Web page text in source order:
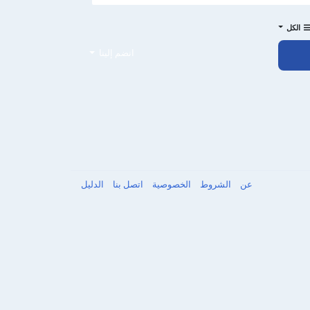
الكل
عن الشروط الخصوصية اتصل بنا الدليل